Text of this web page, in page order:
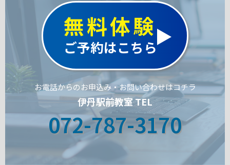
無料体験
ご予約はこちら
お電話からのお申込み・お問い合わせはコチラ
伊丹駅前教室 TEL
072-787-3170